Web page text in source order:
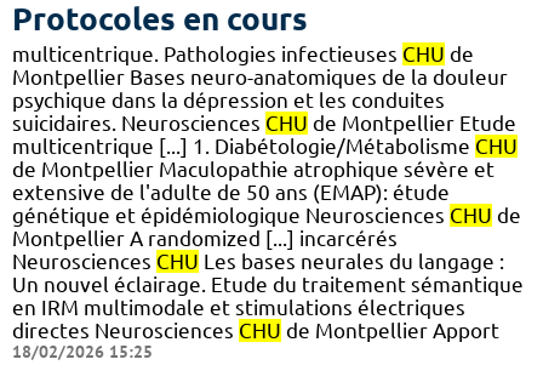
Protocoles en cours
multicentrique. Pathologies infectieuses CHU de
Montpellier Bases neuro-anatomiques de la douleur
psychique dans la dépression et les conduites
suicidaires. Neurosciences CHU de Montpellier Etude
multicentrique [...] 1. Diabétologie/Métabolisme CHU
de Montpellier Maculopathie atrophique sévère et
extensive de l'adulte de 50 ans (EMAP): étude
génétique et épidémiologique Neurosciences CHU de
Montpellier A randomized [...] incarcérés
Neurosciences CHU Les bases neurales du langage :
Un nouvel éclairage. Etude du traitement sémantique
en IRM multimodale et stimulations électriques
directes Neurosciences CHU de Montpellier Apport
18/02/2026 15:25